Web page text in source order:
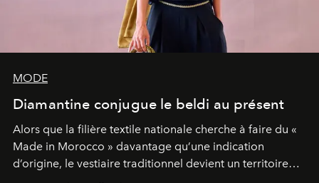
MODE
Diamantine conjugue le beldi au présent
Alors que la filière textile nationale cherche à faire du «
Made in Morocco » davantage qu’une indication
d’origine, le vestiaire traditionnel devient un territoire